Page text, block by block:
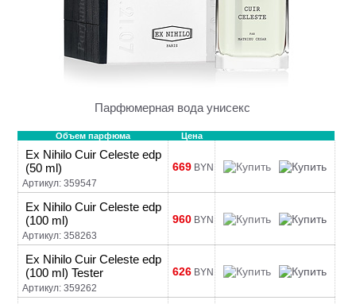
Парфюмерная вода унисекс
Объем парфюма Цена
Ex Nihilo Cuir Celeste edp
(50 ml)
Артикул: 359547
669 BYN
Ex Nihilo Cuir Celeste edp
(100 ml)
Артикул: 358263
960 BYN
Ex Nihilo Cuir Celeste edp
(100 ml) Tester
Артикул: 359262
626 BYN